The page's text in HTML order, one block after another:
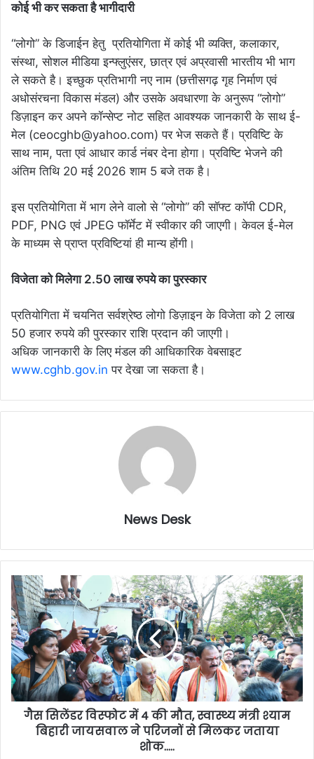
कोई भी कर सकता है भागीदारी
“लोगो” के डिजाईन हेतु प्रतियोगिता में कोई भी व्यक्ति, कलाकार,
संस्था, सोशल मीडिया इन्फ्लुएंसर, छात्र एवं अप्रवासी भारतीय भी भाग
ले सकते है। इच्छुक प्रतिभागी नए नाम (छत्तीसगढ़ गृह निर्माण एवं
अधोसंरचना विकास मंडल) और उसके अवधारणा के अनुरूप “लोगो”
डिज़ाइन कर अपने कॉन्सेप्ट नोट सहित आवश्यक जानकारी के साथ ई-
मेल (ceocghb@yahoo.com) पर भेज सकते हैं। प्रविष्टि के
साथ नाम, पता एवं आधार कार्ड नंबर देना होगा। प्रविष्टि भेजने की
अंतिम तिथि 20 मई 2026 शाम 5 बजे तक है।
इस प्रतियोगिता में भाग लेने वालो से “लोगो” की सॉफ्ट कॉपी CDR,
PDF, PNG एवं JPEG फॉर्मेट में स्वीकार की जाएगी। केवल ई-मेल
के माध्यम से प्राप्त प्रविष्टियां ही मान्य होंगी।
विजेता को मिलेगा 2.50 लाख रुपये का पुरस्कार
प्रतियोगिता में चयनित सर्वश्रेष्ठ लोगो डिज़ाइन के विजेता को 2 लाख
50 हजार रुपये की पुरस्कार राशि प्रदान की जाएगी।
अधिक जानकारी के लिए मंडल की आधिकारिक वेबसाइट
www.cghb.gov.in पर देखा जा सकता है।
News Desk
गैस सिलेंडर विस्फोट में 4 की मौत, स्वास्थ्य मंत्री श्याम
बिहारी जायसवाल ने परिजनों से मिलकर जताया
शोक…..